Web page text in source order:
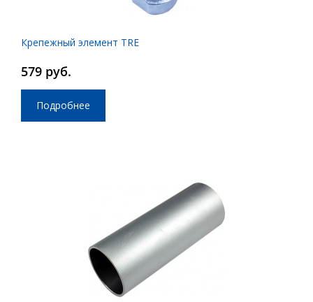
Крепежный элемент TRE
579 руб.
Подробнее